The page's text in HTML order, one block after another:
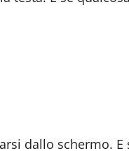
dallo schermo. E